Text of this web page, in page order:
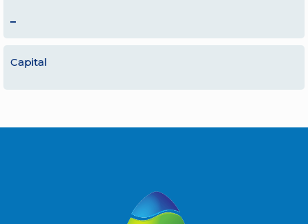
–
Capital